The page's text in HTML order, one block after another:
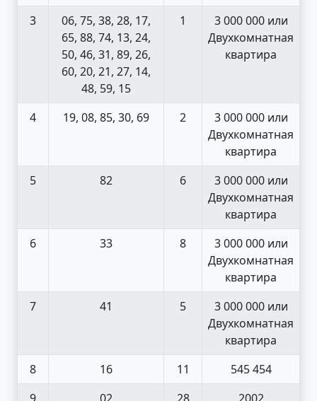
3
06, 75, 38, 28, 17,
65, 88, 74, 13, 24,
50, 46, 31, 89, 26,
60, 20, 21, 27, 14,
48, 59, 15
1
3 000 000 или
Двухкомнатная
квартира
4 19, 08, 85, 30, 69 2
3 000 000 или
Двухкомнатная
квартира
5
82 6
3 000 000 или
Двухкомнатная
квартира
6
33 8
3 000 000 или
Двухкомнатная
квартира
7
41 5
3 000 000 или
Двухкомнатная
квартира
8
16 11
545 454